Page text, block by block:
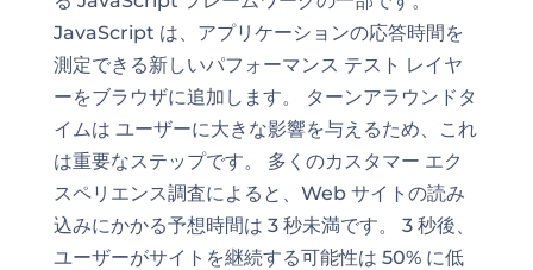
JavaScript は、アプリケーションの応答時間を
測定できる新しいパフォーマンス テスト レイヤ
ーをブラウザに追加します。 ターンアラウンドタ
イムは ユーザーに大きな影響を与えるため、これ
は重要なステップです。 多くのカスタマー エク
スペリエンス調査によると、Web サイトの読み
込みにかかる予想時間は 3 秒未満です。 3 秒後、
ユーザーがサイトを継続する可能性は 50% に低